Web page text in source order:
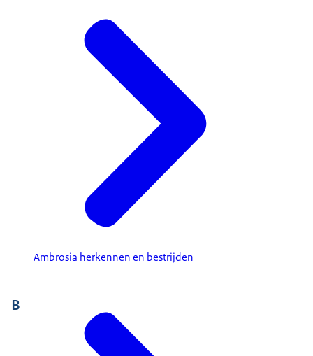
Ambrosia herkennen en bestrijden
B